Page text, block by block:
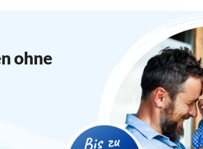
ohne